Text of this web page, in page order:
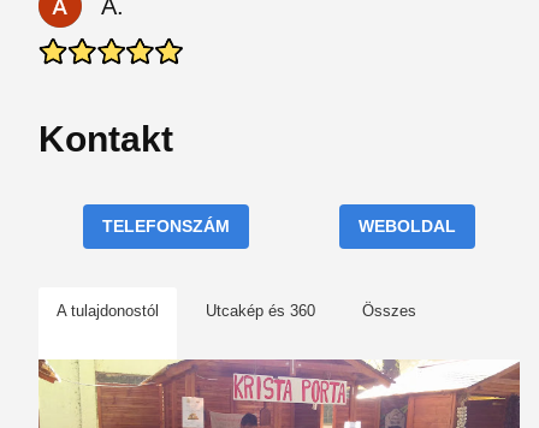
A.
Kontakt
TELEFONSZÁM WEBOLDAL
A tulajdonostól Utcakép és 360 Összes